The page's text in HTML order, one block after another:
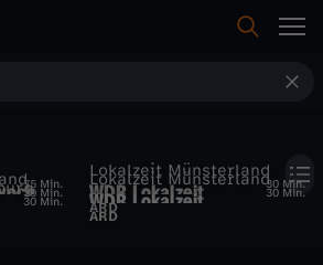
75 Min.
Lokalzeit Münsterland
WDR Lokalzeit
Münsterland - 11.07.2025
ARD
30 Min.
30 Min.
Lokalzeit Münsterland
WDR Lokalzeit
Münsterland - 16.04.2025
ARD
30 Min.
30 Min.